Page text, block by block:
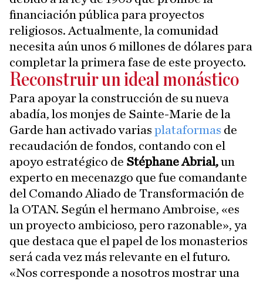
financiación pública para proyectos
religiosos. Actualmente, la comunidad
necesita aún unos 6 millones de dólares para
completar la primera fase de este proyecto.
Reconstruir un ideal monástico
Para apoyar la construcción de su nueva
abadía, los monjes de Sainte-Marie de la
Garde han activado varias plataformas de
recaudación de fondos, contando con el
apoyo estratégico de Stéphane Abrial,un
experto en mecenazgo que fue comandante
del Comando Aliado de Transformación de
la OTAN. Según el hermano Ambroise, «es
un proyecto ambicioso, pero razonable», ya
que destaca que el papel de los monasterios
será cada vez más relevante en el futuro.
«Nos corresponde a nosotros mostrar una